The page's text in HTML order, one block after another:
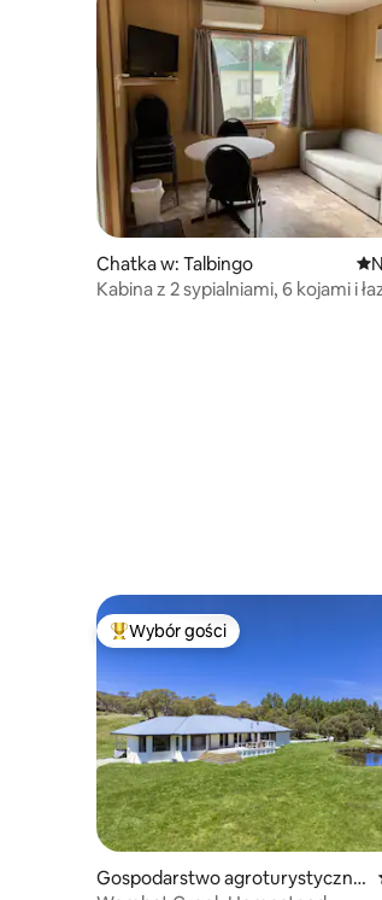
Chatka w: Talbingo
Kabina z 2 sypialniami, 6 kojami i
Najpopularniejsze z kategorii
Wybór gości
Gospodarstwo agroturystyczne